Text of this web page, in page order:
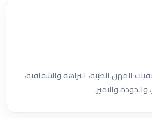
المهن الطبية، النزاهة والشفافية،
والتميز.